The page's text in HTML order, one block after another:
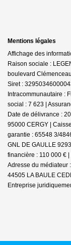
Mentions légales
Affichage des
Raison sociale :
boulevard
Siret :
Intracommunautaire :
social : 7 623 |
Date de délivrance :
95000 CERGY |
garantie : 65548 3/
GNL DE GAULLE
financière : 110 000 €
Adresse du médiateur
44505 LA BAULE
Entreprise